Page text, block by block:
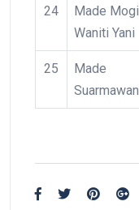
24
Made Mogi
Waniti Yani
25
Made
Suarmawan